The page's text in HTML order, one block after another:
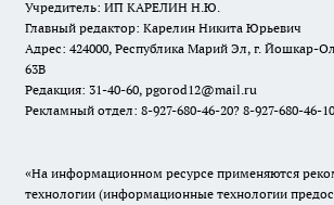
Учредитель: ИП КАРЕЛИН Н.Ю.
Главный редактор: Карелин Никита Юрьевич
Адрес: 424000, Республика Марий Эл, г. Йошкар-
63В
Редакция: 31-40-60, pgorod12@mail.ru
Рекламный отдел: 8-927-680-46-20? 8-927-680-46-
«На информационном ресурсе применяются
технологии (информационные технологии